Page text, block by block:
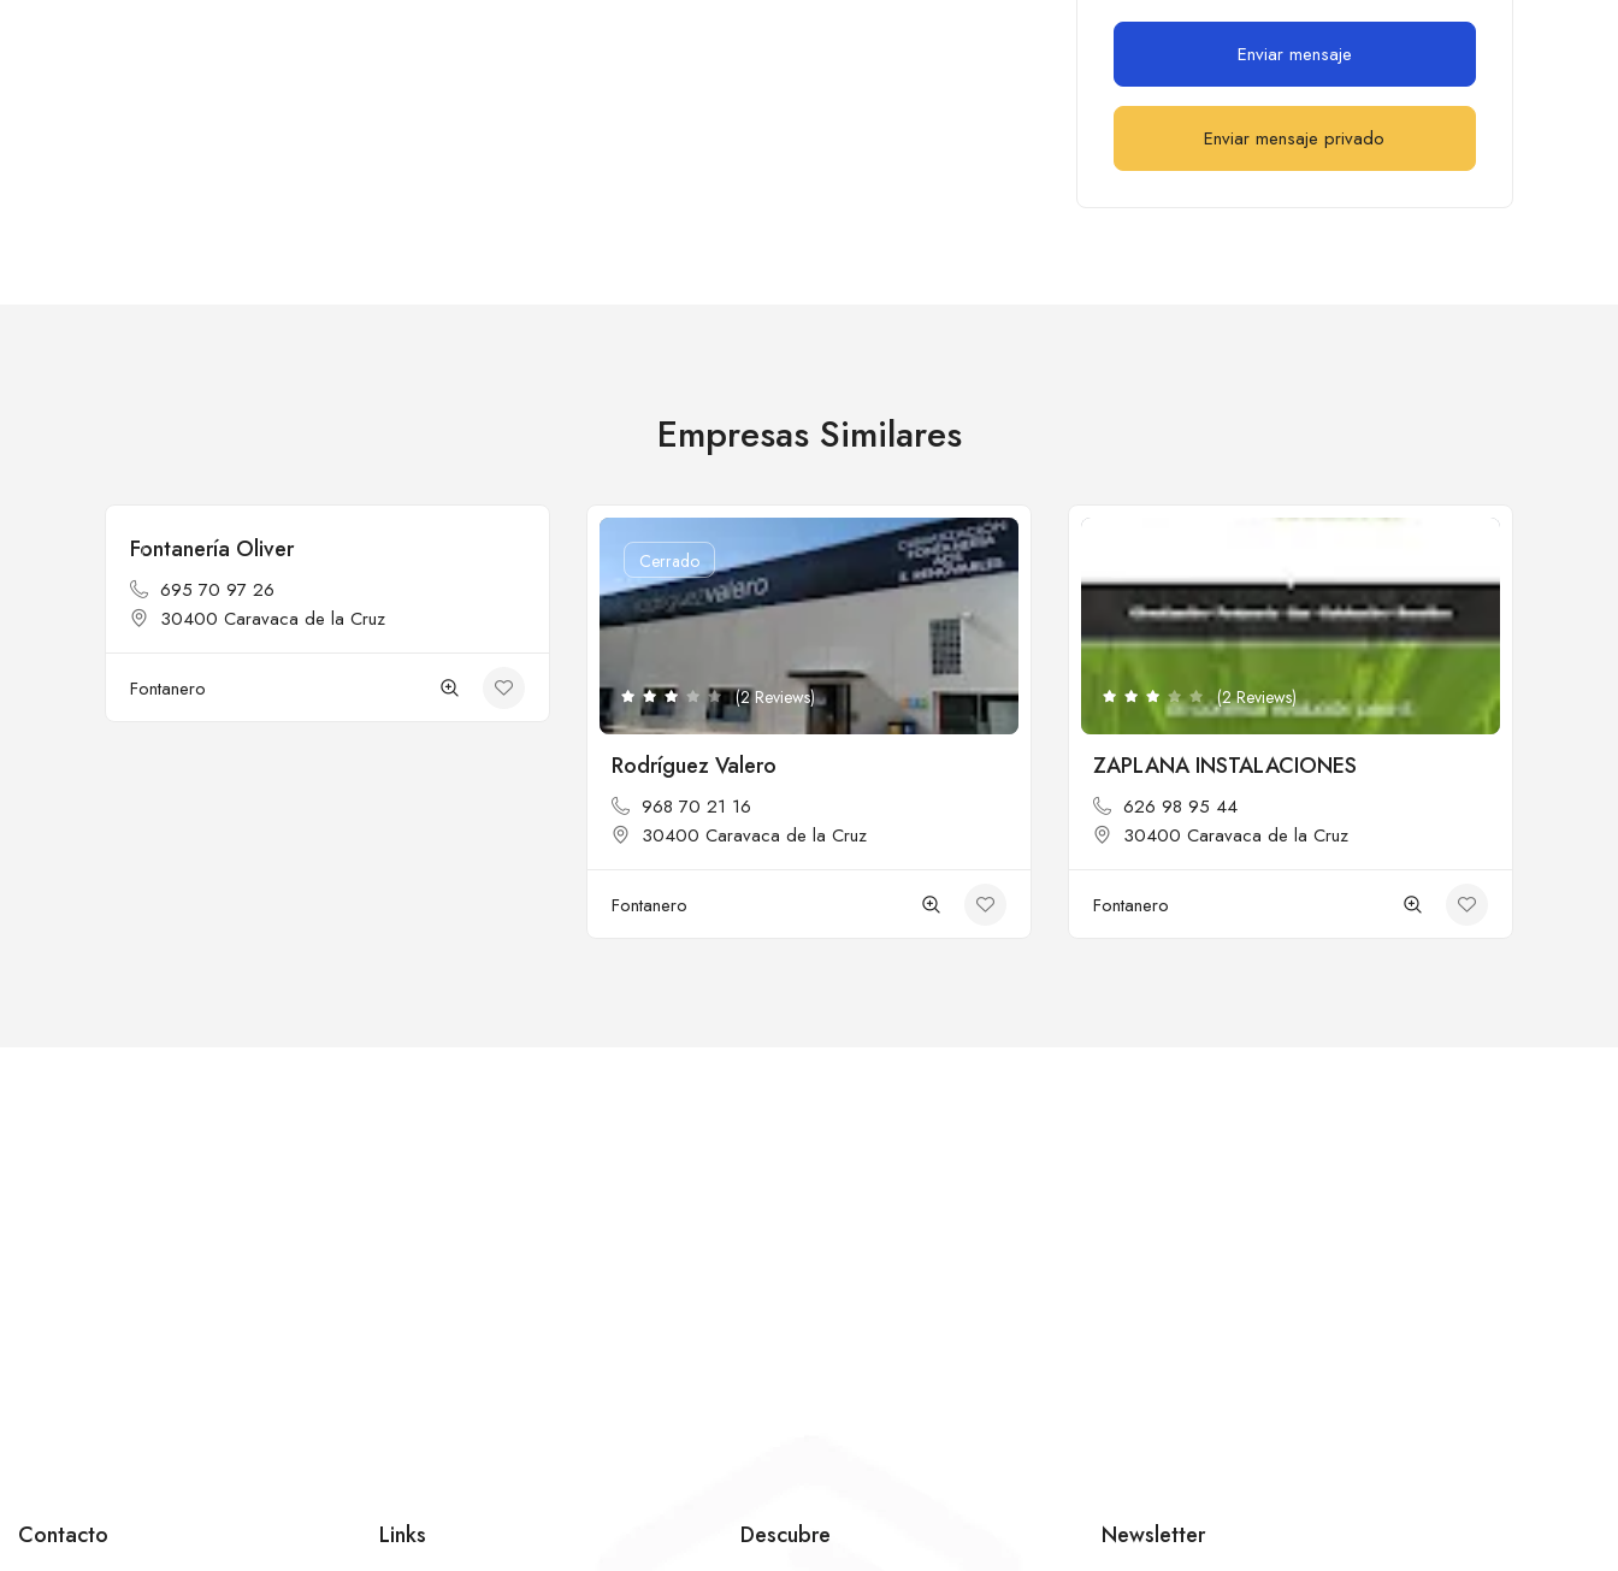
Enviar mensaje
Enviar mensaje privado
Empresas Similares
Cerrado
Fontanería Oliver
695 70 97 26
30400 Caravaca de la Cruz
Fontanero
Cerrado
(2 Reviews)
Rodríguez Valero
968 70 21 16
30400 Caravaca de la Cruz
Fontanero
(2 Reviews)
ZAPLANA INSTALACIONES
626 98 95 44
30400 Caravaca de la Cruz
Fontanero
Contacto Links Descubre Newsletter